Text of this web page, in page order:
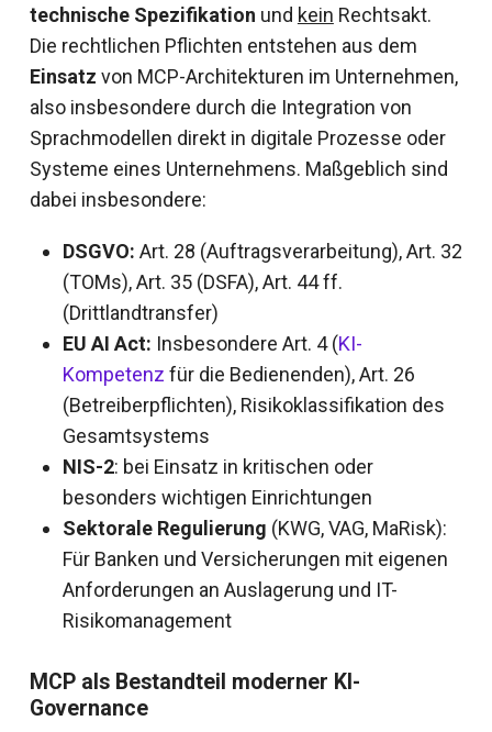
technische Spezifikation und kein Rechtsakt.
Die rechtlichen Pflichten entstehen aus dem
Einsatz von MCP-Architekturen im Unternehmen,
also insbesondere durch die Integration von
Sprachmodellen direkt in digitale Prozesse oder
Systeme eines Unternehmens. Maßgeblich sind
dabei insbesondere:
DSGVO: Art. 28 (Auftragsverarbeitung), Art. 32
(TOMs), Art. 35 (DSFA), Art. 44 ff.
(Drittlandtransfer)
EU AI Act: Insbesondere Art. 4 (KI-
Kompetenz für die Bedienenden), Art. 26
(Betreiberpflichten), Risikoklassifikation des
Gesamtsystems
NIS-2: bei Einsatz in kritischen oder
besonders wichtigen Einrichtungen
Sektorale Regulierung (KWG, VAG, MaRisk):
Für Banken und Versicherungen mit eigenen
Anforderungen an Auslagerung und IT-
Risikomanagement
MCP als Bestandteil moderner KI-
Governance